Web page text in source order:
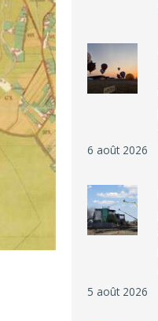
6 août 2026
5 août 2026